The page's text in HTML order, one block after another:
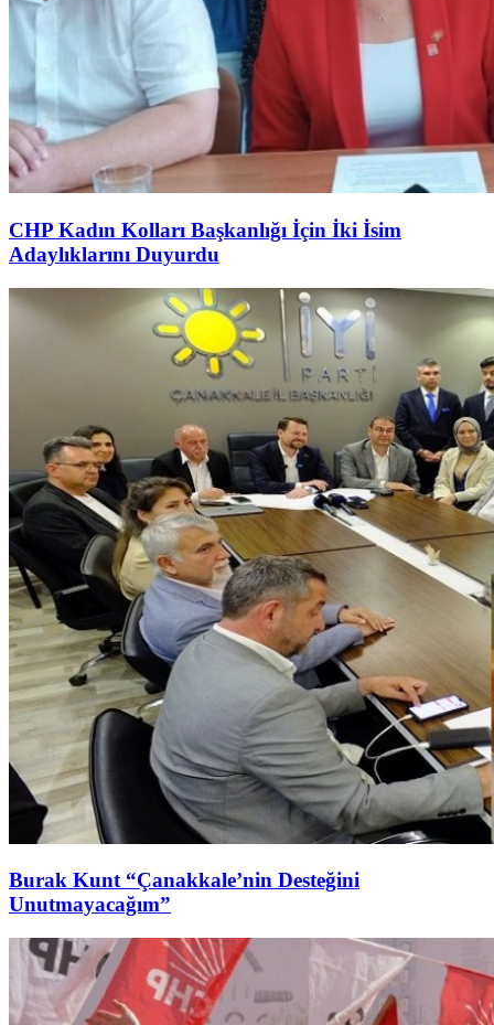
CHP Kadın Kolları Başkanlığı İçin İki İsim
Adaylıklarını Duyurdu
Burak Kunt “Çanakkale’nin Desteğini
Unutmayacağım”